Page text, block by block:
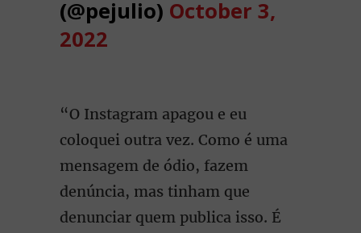
(@pejulio) October 3,
2022
“O Instagram apagou e eu
coloquei outra vez. Como é uma
mensagem de ódio, fazem
denúncia, mas tinham que
denunciar quem publica isso. É